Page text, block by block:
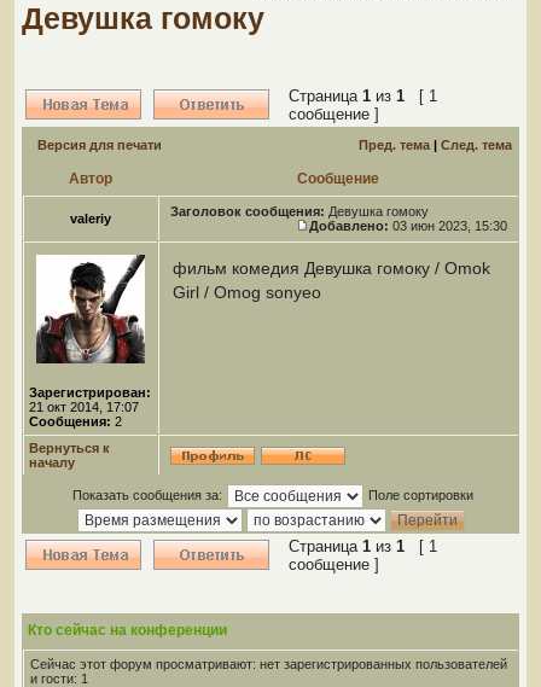
Девушка гомоку
Страница 1 из 1 [ 1
сообщение ]
Версия для печати Пред. тема | След. тема
Автор Сообщение
valeriy Заголовок сообщения: Девушка гомоку
Добавлено: 03 июн 2023, 15:30
Зарегистрирован:
21 окт 2014, 17:07
Сообщения: 2
фильм комедия Девушка гомоку / Omok
Girl / Omog sonyeo
Вернуться к
началу
Показать сообщения за: Поле сортировки
Страница 1 из 1 [ 1
сообщение ]
Кто сейчас на конференции
Сейчас этот форум просматривают: нет зарегистрированных пользователей
и гости: 1